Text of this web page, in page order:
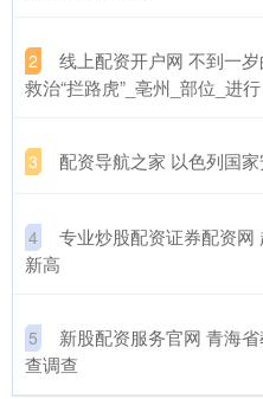
2
线上配资开户网 不到一
救治“拦路虎”_亳州_部位_进行
3 配资导航之家 以色列国
4
专业炒股配资证券配资网
新高
5
新股配资服务官网 青海
查调查